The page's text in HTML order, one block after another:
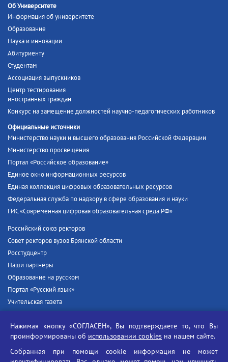
Об Университете
Информация об университете
Образование
Наука и инновации
Абитуриенту
Студентам
Ассоциация выпускников
Центр тестирования
иностранных граждан
Конкурс на замещение должностей научно-педагогических работников
Официальные источники
Министерство науки и высшего образования Российской Федерации
Министерство просвещения
Портал «Российское образование»
Единое окно информационных ресурсов
Единая коллекция цифровых образовательных ресурсов
Федеральная служба по надзору в сфере образования и науки
ГИС «Современная цифровая образовательная среда РФ»
Российский союз ректоров
Совет ректоров вузов Брянской области
Росстудцентр
Наши партнёры
Образование на русском
Портал «Русский язык»
Учительская газета
Единый портал государственных услуг
Противодействие угрозам информационной безопасности
Нажимая кнопку «СОГЛАСЕН», Вы подтверждаете то, что Вы
проинформированы об использовании cookies на нашем сайте.
Собранная при помощи cookie информация не может